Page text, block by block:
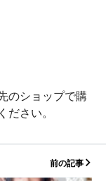
のショップで購
さい。
前の記事